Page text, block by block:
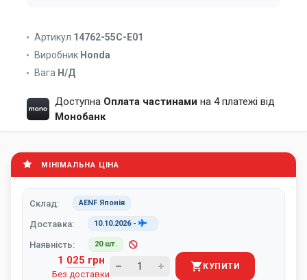
Артикул 14762-55C-E01
Виробник Honda
Вага Н/Д
Доступна Оплата частинами на 4 платежі від
Монобанк
МІНІМАЛЬНА ЦІНА
Склад: AENF Японія
Доставка: 10.10.2026-
Наявність: 20 шт.
1 025 грн
Без доставки
КУПИТИ